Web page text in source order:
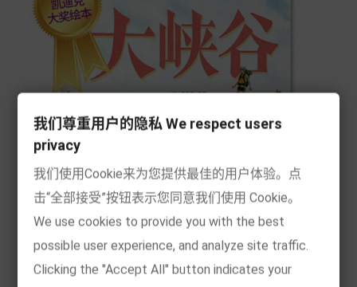
我们尊重用户的隐私 We respect users
privacy
我们使用Cookie来为您提供最佳的用户体验。点
击“全部接受”按钮表示您同意我们使用 Cookie。
We use cookies to provide you with the best
possible user experience, and analyze site traffic.
Clicking the "Accept All" button indicates your